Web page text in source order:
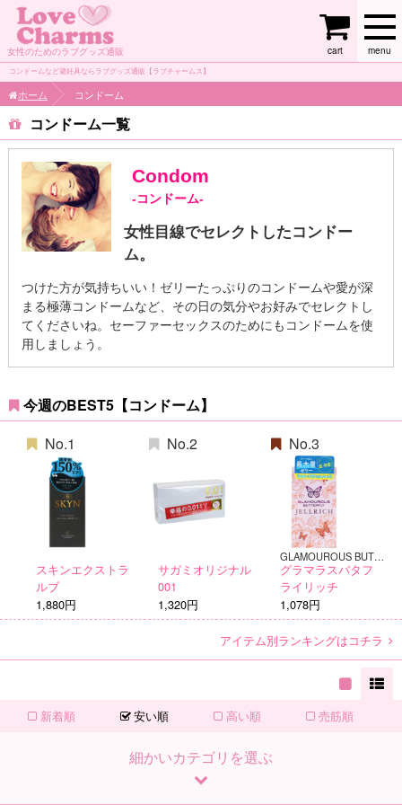
女性のためのラブグッズ通販 menu
cart
コンドームなど避妊具ならラブグッズ通販【ラブチャームス】
ホーム コンドーム
コンドーム
Condom
-コンドーム-
女性目線でセレクトしたコンドー
ム。
つけた方が気持ちいい！ゼリーたっぷりのコンドームや愛が深
まる極薄コンドームなど、その日の気分やお好みでセレクトし
てくださいね。セーファーセックスのためにもコンドームを使
用しましょう。
今週のBEST5【コンドーム】
No.1
スキンエクストラ
ルブ
1,880円
No.2
サガミオリジナル
001
1,320円
No.3
GLAMOUROUS BUTTERFLY
グラマラスバタフ
ライリッチ
1,078円
アイテム別ランキングはコチラ
新着順 安い順 高い順 売筋順
細かいカテゴリを選ぶ